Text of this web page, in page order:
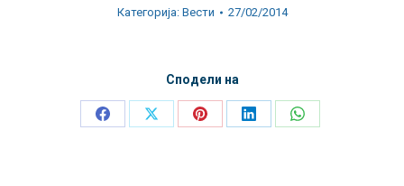
Категорија: Вести 27/02/2014
Сподели на
Share
Share
Share
Share
Share